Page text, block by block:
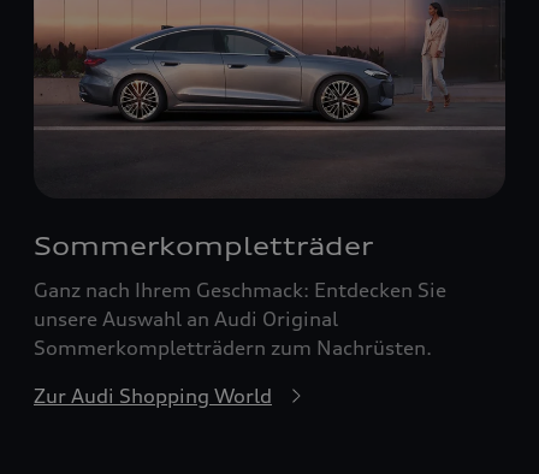
Sommerkompletträder
Ganz nach Ihrem Geschmack: Entdecken Sie
unsere Auswahl an Audi Original
Sommerkompletträdern zum Nachrüsten.
Zur Audi Shopping World